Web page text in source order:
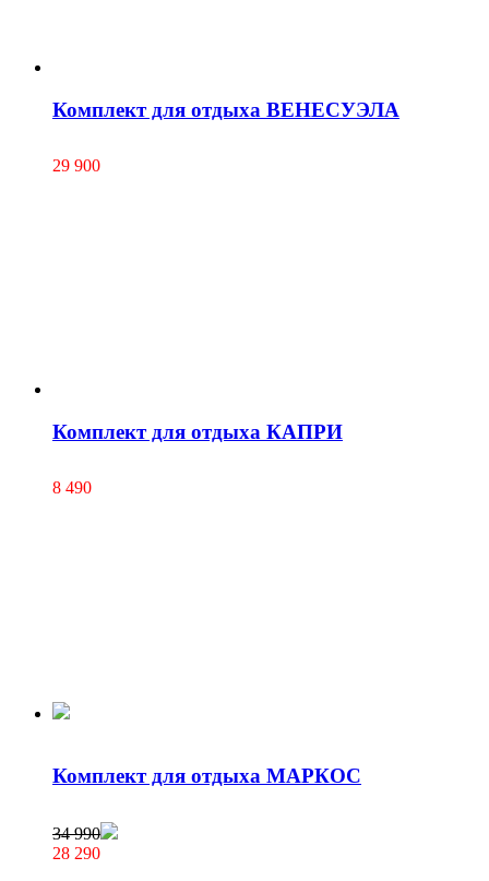
Комплект для отдыха ВЕНЕСУЭЛА
29 900
Комплект для отдыха КАПРИ
8 490
Комплект для отдыха МАРКОС
34 990
28 290